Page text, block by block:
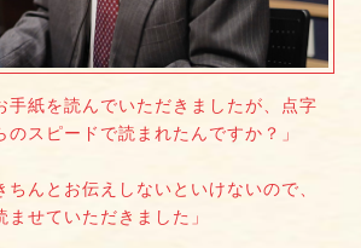
手紙を読んでいただきましたが、点字
のスピードで読まれたんですか？」
ちんとお伝えしないといけないので、
せていただきました」